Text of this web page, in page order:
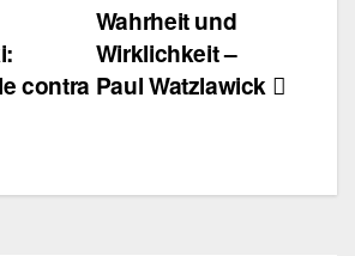
Wahrheit und
Wirklichkeit –
Paul Watzlawick
contra